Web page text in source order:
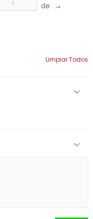
de →
Limpiar Todos